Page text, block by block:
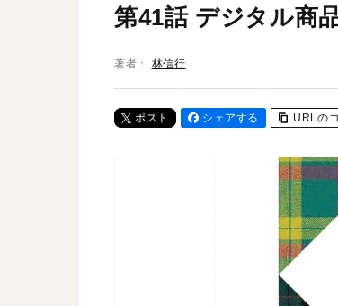
第41話 デジタル商
著者： 林信行
ポスト シェアする URLの